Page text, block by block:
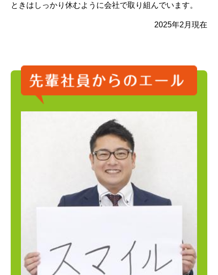
ときはしっかり休むように会社で取り組んでいます。
2025年2月現在